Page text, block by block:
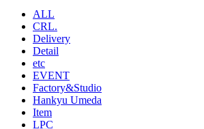
ALL
CRL.
Delivery
Detail
etc
EVENT
Factory&Studio
Hankyu Umeda
Item
LPC